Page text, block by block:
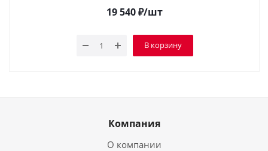
19 540₽/шт
В корзину
Компания
О компании